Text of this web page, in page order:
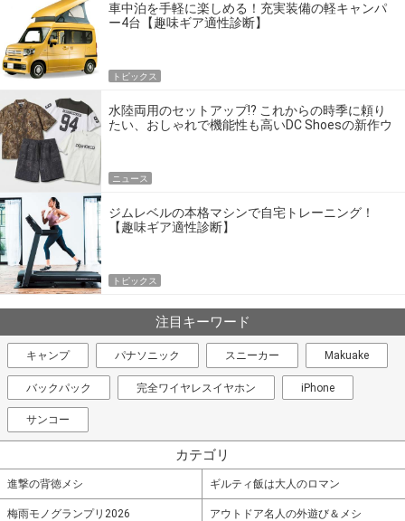
車中泊を手軽に楽しめる！充実装備の軽キャンパ
ー4台【趣味ギア適性診断】
トピックス
水陸両用のセットアップ!? これからの時季に頼り
たい、おしゃれで機能性も高いDC Shoesの新作ウ
ニュース
ジムレベルの本格マシンで自宅トレーニング！
【趣味ギア適性診断】
トピックス
注目キーワード
キャンプ パナソニック スニーカー Makuake
バックパック 完全ワイヤレスイヤホン iPhone
サンコー
カテゴリ
進撃の背徳メシ ギルティ飯は大人のロマン
梅雨モノグランプリ2026 アウトドア名人の外遊び＆メシ